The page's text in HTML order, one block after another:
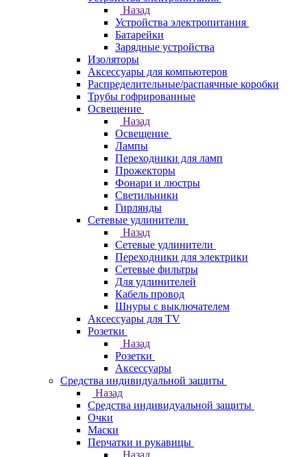
Назад
Устройства электропитания
Батарейки
Зарядные устройства
Изоляторы
Аксессуары для компьютеров
Распределительные/распаячные коробки
Трубы гофрированные
Освещение
Назад
Освещение
Лампы
Переходники для ламп
Прожекторы
Фонари и люстры
Светильники
Гирлянды
Сетевые удлинители
Назад
Сетевые удлинители
Переходники для электрики
Сетевые фильтры
Для удлинителей
Кабель провод
Шнуры с выключателем
Аксессуары для TV
Розетки
Назад
Розетки
Аксессуары
Средства индивидуальной защиты
Назад
Средства индивидуальной защиты
Очки
Маски
Перчатки и рукавицы
Назад